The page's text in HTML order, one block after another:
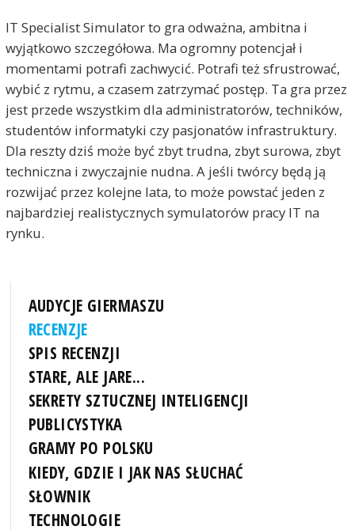
IT Specialist Simulator to gra odważna, ambitna i
wyjątkowo szczegółowa. Ma ogromny potencjał i
momentami potrafi zachwycić. Potrafi też sfrustrować,
wybić z rytmu, a czasem zatrzymać postęp. Ta gra przez
jest przede wszystkim dla administratorów, techników,
studentów informatyki czy pasjonatów infrastruktury.
Dla reszty dziś może być zbyt trudna, zbyt surowa, zbyt
techniczna i zwyczajnie nudna. A jeśli twórcy będą ją
rozwijać przez kolejne lata, to może powstać jeden z
najbardziej realistycznych symulatorów pracy IT na
rynku.
AUDYCJE GIERMASZU
RECENZJE
SPIS RECENZJI
STARE, ALE JARE...
SEKRETY SZTUCZNEJ INTELIGENCJI
PUBLICYSTYKA
GRAMY PO POLSKU
KIEDY, GDZIE I JAK NAS SŁUCHAĆ
SŁOWNIK
TECHNOLOGIE